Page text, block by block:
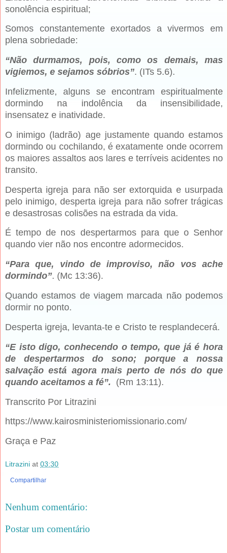
sonolência espiritual;
Somos constantemente exortados a vivermos em
plena sobriedade:
“Não durmamos, pois, como os demais, mas
vigiemos, e sejamos sóbrios”. (ITs 5.6).
Infelizmente, alguns se encontram espiritualmente
dormindo na indolência da insensibilidade,
insensatez e inatividade.
O inimigo (ladrão) age justamente quando estamos
dormindo ou cochilando, é exatamente onde ocorrem
os maiores assaltos aos lares e terríveis acidentes no
transito.
Desperta igreja para não ser extorquida e usurpada
pelo inimigo, desperta igreja para não sofrer trágicas
e desastrosas colisões na estrada da vida.
É tempo de nos despertarmos para que o Senhor
quando vier não nos encontre adormecidos.
“Para que, vindo de improviso, não vos ache
dormindo”. (Mc 13:36).
Quando estamos de viagem marcada não podemos
dormir no ponto.
Desperta igreja, levanta-te e Cristo te resplandecerá.
“E isto digo, conhecendo o tempo, que já é hora
de despertarmos do sono; porque a nossa
salvação está agora mais perto de nós do que
quando aceitamos a fé”. (Rm 13:11).
Transcrito Por Litrazini
https://www.kairosministeriomissionario.com/
Graça e Paz
Litrazini at 03:30
Compartilhar
Nenhum comentário:
Postar um comentário